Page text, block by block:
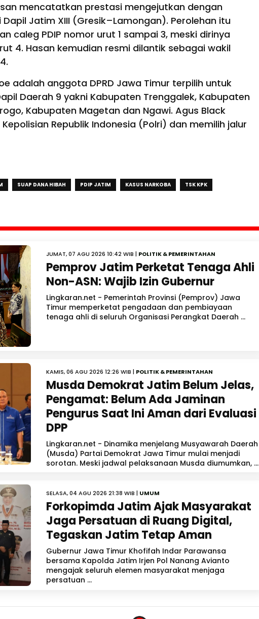
mencatatkan prestasi mengejutkan dengan
Jatim XIII (Gresik–Lamongan). Perolehan itu
caleg PDIP nomor urut 1 sampai 3, meski dirinya
4. Hasan kemudian resmi dilantik sebagai wakil
adalah anggota DPRD Jawa Timur terpilih untuk
Daerah 9 yakni Kabupaten Trenggalek, Kabupaten
Kabupaten Magetan dan Ngawi. Agus Black
Republik Indonesia (Polri) dan memilih jalur
SUAP DANA HIBAH PDIP JATIM KASUS NARKOBA TSK KPK
JUMAT, 07 AGU 2026 10:42 WIB | POLITIK & PEMERINTAHAN
Pemprov Jatim Perketat Tenaga Ahli
Non-ASN: Wajib Izin Gubernur
Lingkaran.net - Pemerintah Provinsi (Pemprov) Jawa
Timur memperketat pengadaan dan pembiayaan
tenaga ahli di seluruh Organisasi Perangkat Daerah ...
KAMIS, 06 AGU 2026 12:26 WIB | POLITIK & PEMERINTAHAN
Musda Demokrat Jatim Belum Jelas,
Pengamat: Belum Ada Jaminan
Pengurus Saat Ini Aman dari Evaluasi
DPP
Lingkaran.net - Dinamika menjelang Musyawarah Daerah
(Musda) Partai Demokrat Jawa Timur mulai menjadi
sorotan. Meski jadwal pelaksanaan Musda diumumkan, ...
SELASA, 04 AGU 2026 21:38 WIB | UMUM
Forkopimda Jatim Ajak Masyarakat
Jaga Persatuan di Ruang Digital,
Tegaskan Jatim Tetap Aman
Gubernur Jawa Timur Khofifah Indar Parawansa
bersama Kapolda Jatim Irjen Pol Nanang Avianto
mengajak seluruh elemen masyarakat menjaga
persatuan ...